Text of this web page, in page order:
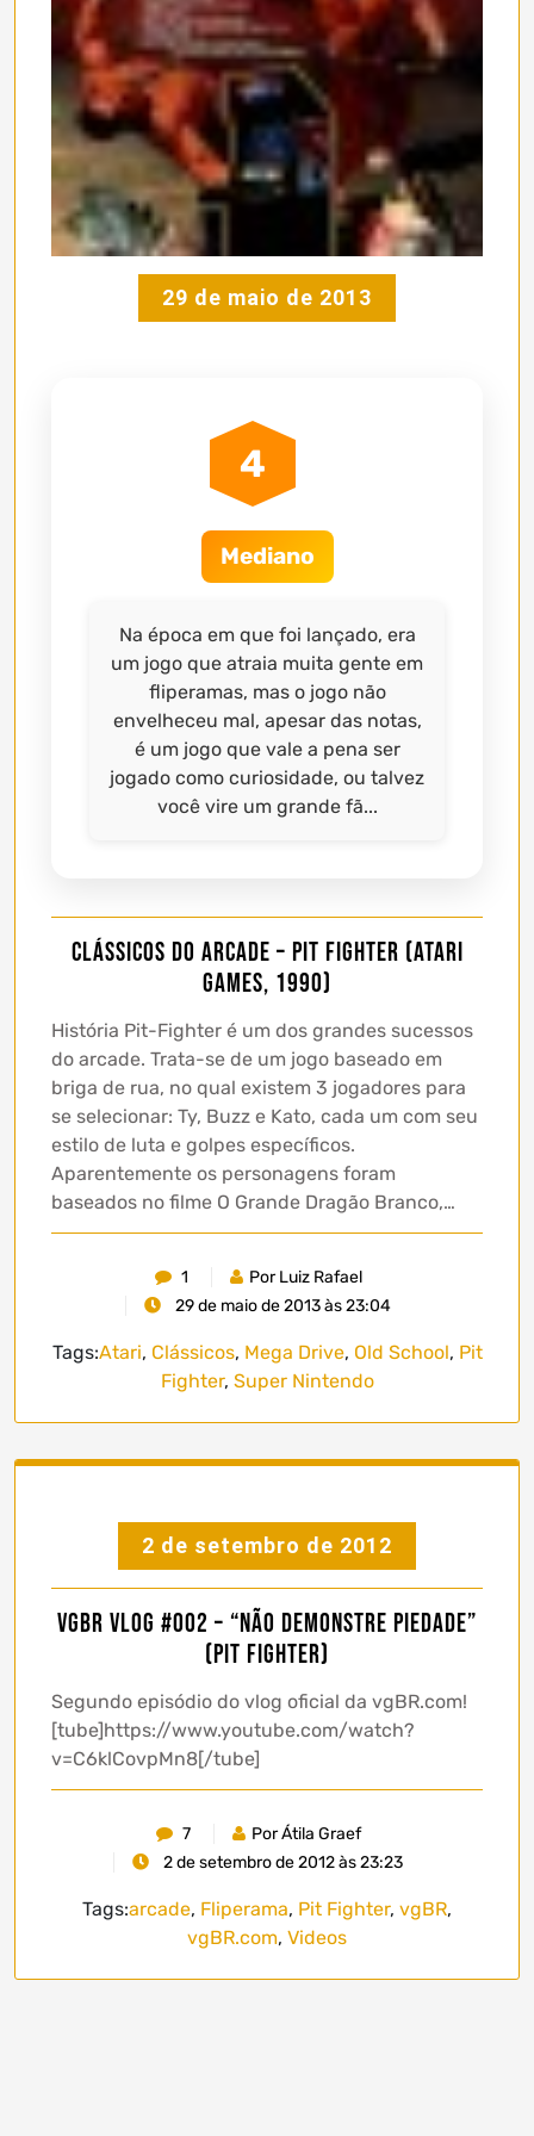
29 de maio de 2013
4
Mediano
Na época em que foi lançado, era
um jogo que atraia muita gente em
fliperamas, mas o jogo não
envelheceu mal, apesar das notas,
é um jogo que vale a pena ser
jogado como curiosidade, ou talvez
você vire um grande fã...
Clássicos do Arcade – Pit Fighter (Atari
Games, 1990)
História Pit-Fighter é um dos grandes sucessos
do arcade. Trata-se de um jogo baseado em
briga de rua, no qual existem 3 jogadores para
se selecionar: Ty, Buzz e Kato, cada um com seu
estilo de luta e golpes específicos.
Aparentemente os personagens foram
baseados no filme O Grande Dragão Branco,…
1
Por Luiz Rafael
29 de maio de 2013 às 23:04
Tags:Atari, Clássicos, Mega Drive, Old School, Pit
Fighter, Super Nintendo
2 de setembro de 2012
vgBR Vlog #002 – “Não Demonstre Piedade”
(Pit Fighter)
Segundo episódio do vlog oficial da vgBR.com!
[tube]https://www.youtube.com/watch?
v=C6klCovpMn8[/tube]
7
Por Átila Graef
2 de setembro de 2012 às 23:23
Tags:arcade, Fliperama, Pit Fighter, vgBR,
vgBR.com, Videos